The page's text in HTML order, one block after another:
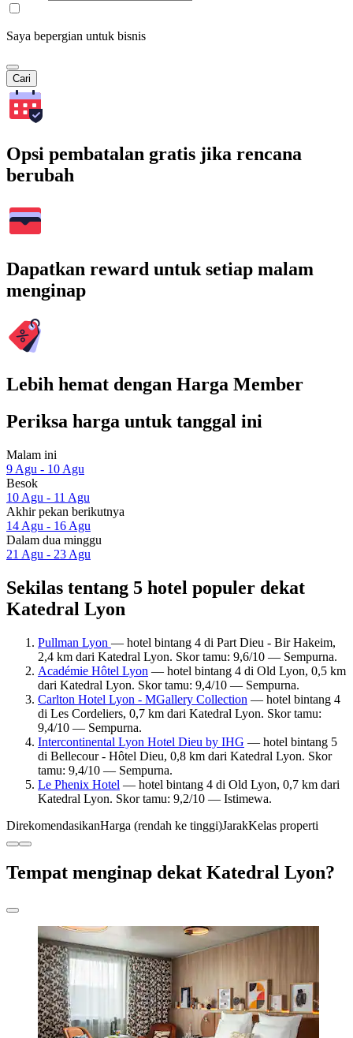
Saya bepergian untuk bisnis
Cari
Opsi pembatalan gratis jika rencana
berubah
Dapatkan reward untuk setiap malam
menginap
Lebih hemat dengan Harga Member
Periksa harga untuk tanggal ini
Malam ini
9 Agu - 10 Agu
Besok
10 Agu - 11 Agu
Akhir pekan berikutnya
14 Agu - 16 Agu
Dalam dua minggu
21 Agu - 23 Agu
Sekilas tentang 5 hotel populer dekat
Katedral Lyon
Pullman Lyon — hotel bintang 4 di Part Dieu - Bir Hakeim,
2,4 km dari Katedral Lyon. Skor tamu: 9,6/10 — Sempurna.
Académie Hôtel Lyon — hotel bintang 4 di Old Lyon, 0,5 km
dari Katedral Lyon. Skor tamu: 9,4/10 — Sempurna.
Carlton Hotel Lyon - MGallery Collection — hotel bintang 4
di Les Cordeliers, 0,7 km dari Katedral Lyon. Skor tamu:
9,4/10 — Sempurna.
Intercontinental Lyon Hotel Dieu by IHG — hotel bintang 5
di Bellecour - Hôtel Dieu, 0,8 km dari Katedral Lyon. Skor
tamu: 9,4/10 — Sempurna.
Le Phenix Hotel — hotel bintang 4 di Old Lyon, 0,7 km dari
Katedral Lyon. Skor tamu: 9,2/10 — Istimewa.
DirekomendasikanHarga (rendah ke tinggi)JarakKelas properti
Tempat menginap dekat Katedral Lyon?